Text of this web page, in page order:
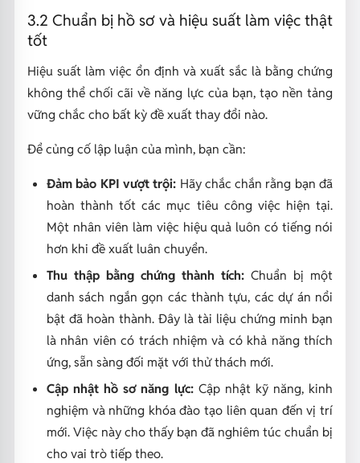
3.2 Chuẩn bị hồ sơ và hiệu suất làm việc thật
tốt
Hiệu suất làm việc ổn định và xuất sắc là bằng chứng
không thể chối cãi về năng lực của bạn, tạo nền tảng
vững chắc cho bất kỳ đề xuất thay đổi nào.
Để củng cố lập luận của mình, bạn cần:
Đảm bảo KPI vượt trội: Hãy chắc chắn rằng bạn đã
hoàn thành tốt các mục tiêu công việc hiện tại.
Một nhân viên làm việc hiệu quả luôn có tiếng nói
hơn khi đề xuất luân chuyển.
Thu thập bằng chứng thành tích: Chuẩn bị một
danh sách ngắn gọn các thành tựu, các dự án nổi
bật đã hoàn thành. Đây là tài liệu chứng minh bạn
là nhân viên có trách nhiệm và có khả năng thích
ứng, sẵn sàng đối mặt với thử thách mới.
Cập nhật hồ sơ năng lực:Cập nhật kỹ năng, kinh
nghiệm và những khóa đào tạo liên quan đến vị trí
mới. Việc này cho thấy bạn đã nghiêm túc chuẩn bị
cho vai trò tiếp theo.